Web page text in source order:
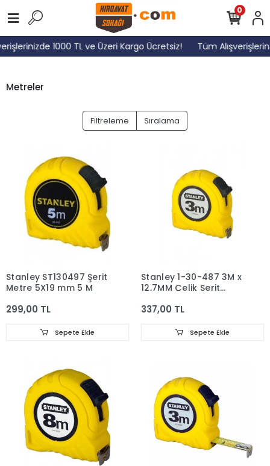
1000 TL ve Üzeri Kargo Ücretsiz! Tüm
0
Metreler
Filtreleme Sıralama
Stanley ST130497 Şerit
Metre 5X19 mm 5 M
299,00 TL
Sepete Ekle
Stanley 1-30-487 3M x
12,7MM Çelik Şerit
337,00 TL
Sepete Ekle